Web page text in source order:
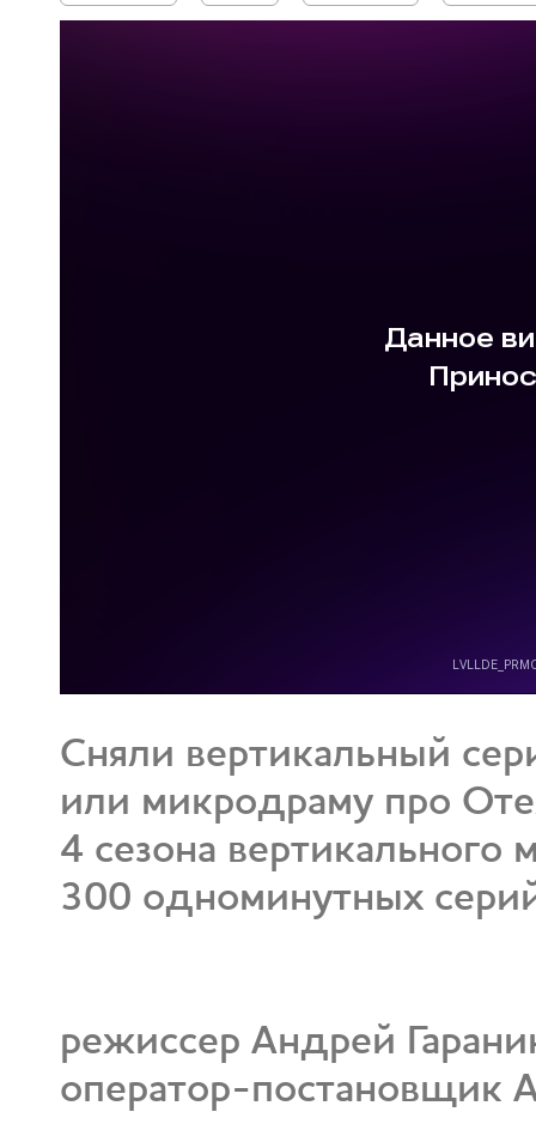
Сняли вертикальный
или микродраму про
4 сезона вертикального
300 одноминутных
режиссер Андрей
оператор-постановщик